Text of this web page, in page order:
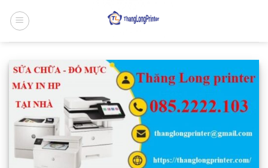
qua